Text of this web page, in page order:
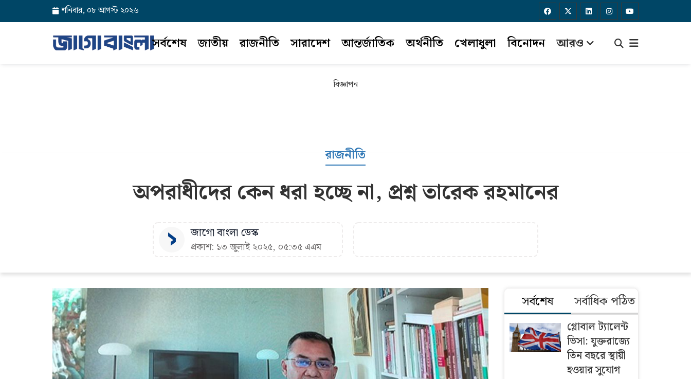
শনিবার, ০৮ আগস্ট ২০২৬
সর্বশেষ জাতীয় রাজনীতি সারাদেশ আন্তর্জাতিক অর্থনীতি খেলাধুলা বিনোদন আরও
বিজ্ঞাপন
রাজনীতি
অপরাধীদের কেন ধরা হচ্ছে না, প্রশ্ন তারেক রহমানের
জাগো বাংলা ডেস্ক
প্রকাশ: ১৩ জুলাই ২০২৫, ০৫:৩৫ এএম
সর্বশেষ সর্বাধিক পঠিত
গ্লোবাল ট্যালেন্ট
ভিসা: যুক্তরাজ্যে
তিন বছরে স্থায়ী
হওয়ার সুযোগ